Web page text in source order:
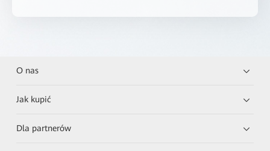
O nas
Jak kupić
Dla partnerów